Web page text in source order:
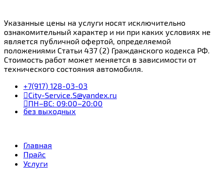
Указанные цены на услуги носят исключительно
ознакомительный характер и ни при каких условиях не
является публичной офертой, определяемой
положениями Статьи 437 (2) Гражданского кодекса РФ.
Стоимость работ может меняется в зависимости от
технического состояния автомобиля.
+7(917) 128-03-03
City-Service.S@yandex.ru
ПН–ВС: 09:00–20:00
без выходных
Главная
Прайс
Услуги